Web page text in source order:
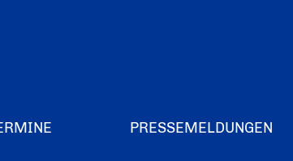
PRESSEMELDUNGEN